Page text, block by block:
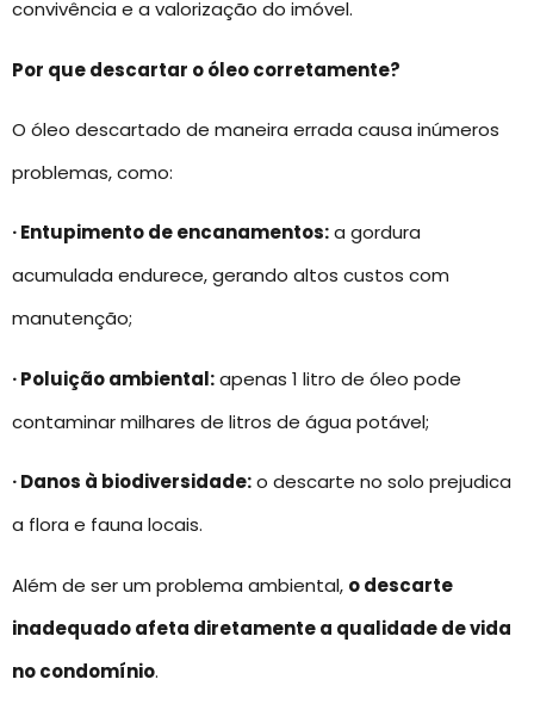
convivência e a valorização do imóvel.
Por que descartar o óleo corretamente?
O óleo descartado de maneira errada causa inúmeros
problemas, como:
· Entupimento de encanamentos:a gordura
acumulada endurece, gerando altos custos com
manutenção;
· Poluição ambiental:apenas 1 litro de óleo pode
contaminar milhares de litros de água potável;
· Danos à biodiversidade:o descarte no solo prejudica
a flora e fauna locais.
Além de ser um problema ambiental, o descarte
inadequado afeta diretamente a qualidade de vida
no condomínio.